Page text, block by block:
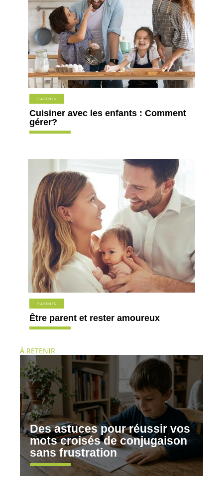
PARENTS
Cuisiner avec les enfants : Comment
gérer?
PARENTS
Être parent et rester amoureux
À RETENIR
Des astuces pour réussir vos
mots croisés de conjugaison
sans frustration